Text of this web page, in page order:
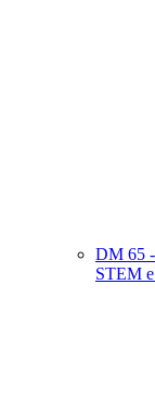
DM 65
STEM